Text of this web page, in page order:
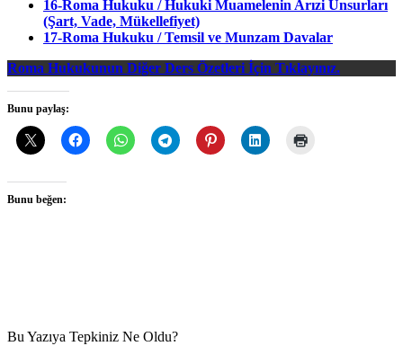
16-Roma Hukuku / Hukuki Muamelenin Arızi Unsurları
(Şart, Vade, Mükellefiyet)
17-Roma Hukuku / Temsil ve Munzam Davalar
Roma Hukukunun Diğer Ders Özetleri İçin Tıklayınız.
Bunu paylaş:
Bunu beğen:
Bu Yazıya Tepkiniz Ne Oldu?